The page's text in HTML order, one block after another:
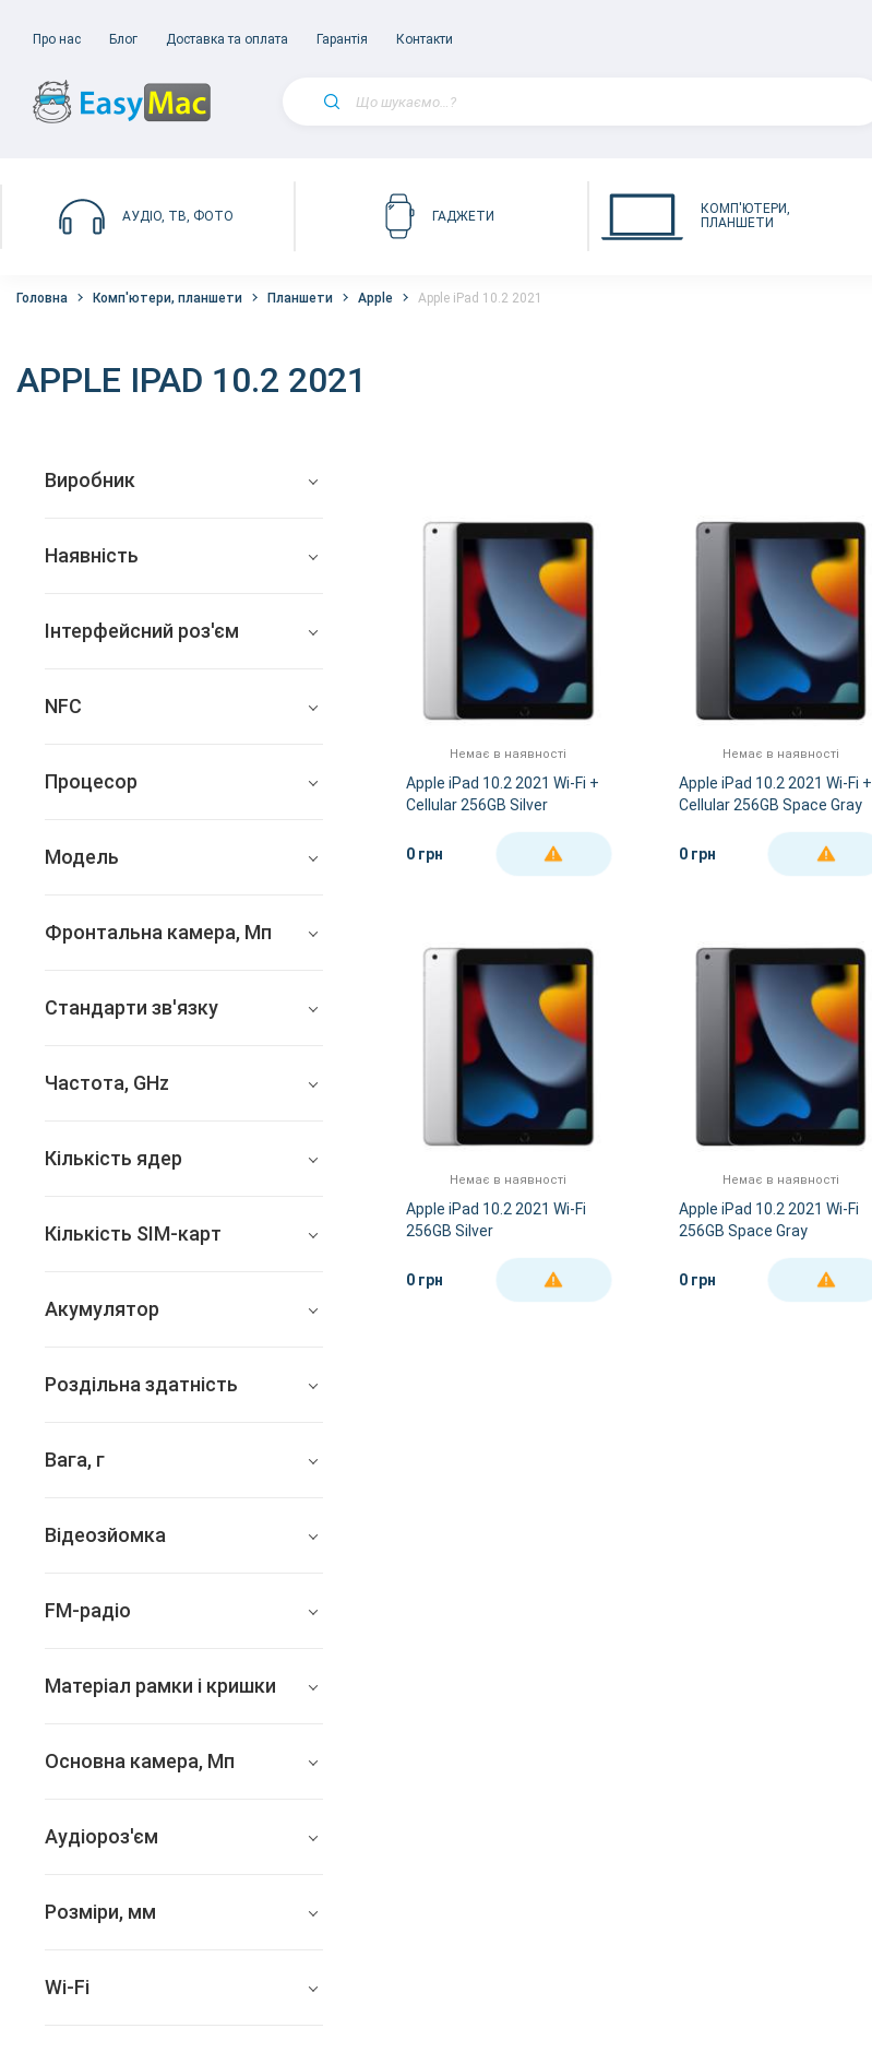
Про нас Блог Доставка та оплата Гарантія Контакти
АУДІО, ТВ, ФОТО ГАДЖЕТИ
КОМП'ЮТЕРИ,
ПЛАНШЕТИ
Головна Комп'ютери, планшети Планшети Apple Apple iPad 10.2 2021
APPLE IPAD 10.2 2021
Виробник
Наявність
Немає в наявності
Інтерфейсний роз'єм
NFC
Процесор
Модель
Фронтальна камера, Мп
Стандарти зв'язку
немає
Частота, GHz
Кількість ядер
Кількість SIM-карт
Акумулятор
Роздільна здатність
Вага, г
498
Відеозйомка
FM-радіо
Матеріал рамки і кришки
Основна камера, Мп
Аудіороз'єм
Розміри, мм
Wi-Fi
Немає в наявності
Apple iPad 10.2 2021 Wi-Fi +
Cellular 256GB Silver
0 грн ДЕТАЛЬНІШЕ
Немає в наявності
Apple iPad 10.2 2021 Wi-Fi +
Cellular 256GB Space Gray
0 грн ДЕТАЛЬНІШЕ
Немає в наявності
Apple iPad 10.2 2021 Wi-Fi
256GB Silver
0 грн ДЕТАЛЬНІШЕ
Немає в наявності
Apple iPad 10.2 2021 Wi-Fi
256GB Space Gray
0 грн ДЕТАЛЬНІШЕ